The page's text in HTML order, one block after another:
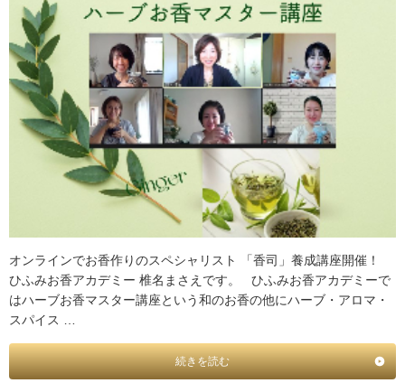
オンラインでお香作りのスペシャリスト 「香司」養成講座開催！
ひふみお香アカデミー 椎名まさえです。 ひふみお香アカデミーで
はハーブお香マスター講座という和のお香の他にハーブ・アロマ・
スパイス …
続きを読む